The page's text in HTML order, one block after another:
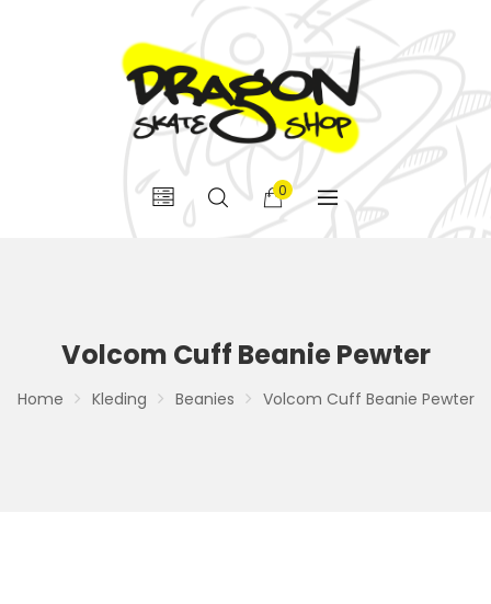
0
Volcom Cuff Beanie Pewter
Home Kleding Beanies Volcom Cuff Beanie Pewter